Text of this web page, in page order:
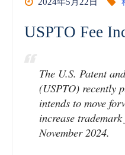
Trademark
USPTO Fee
The U.S. Patent
(USPTO) recently
intends to move
increase
November 2024.